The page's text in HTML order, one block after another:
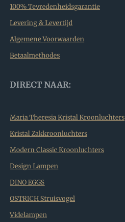
100% Tevredenheidsgarantie
Levering & Levertijd
Algemene Voorwaarden
Betaalmethodes
DIRECT NAAR:
Maria Theresia Kristal Kroonluchters
Kristal Zakkroonluchters
Modern Classic Kroonluchters
Design Lampen
DINO EGGS
OSTRICH Struisvogel
Videlampen